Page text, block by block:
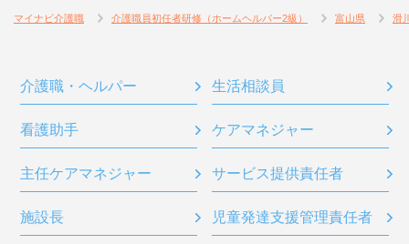
マイナビ介護職 介護職員初任者研修（ホームヘルパー2級） 富山県 滑
介護職・ヘルパー 生活相談員
看護助手 ケアマネジャー
主任ケアマネジャー サービス提供責任者
施設長 児童発達支援管理責任者